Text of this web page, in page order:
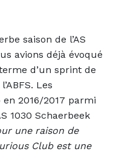
saison de l’AS
avions déjà évoqué
d’un sprint de
Les
2016/2017 parmi
1030 Schaerbeek
une raison de
Club est une